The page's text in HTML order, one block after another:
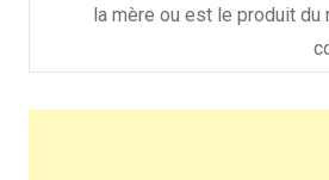
la mère ou est le produit